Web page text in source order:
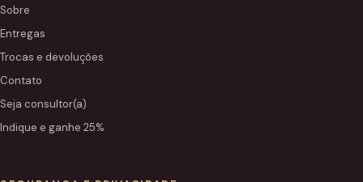
Sobre
Entregas
Trocas e devoluções
Contato
Seja consultor(a)
Indique e ganhe 25%